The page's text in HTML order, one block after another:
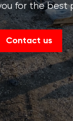
for the best
Contact us